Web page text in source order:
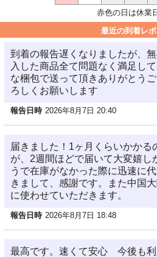
赤色の日は休業
最近の到着レ
到着の報告遅くなりましたが、
入した商品全て問題なく満足し
な梱包で送って頂きありがとう
ろしくお願いします
報告日時 2026年8月7日 20:40
届きました！1ヶ月くらいかかる
が、2週間ほどで届いて大変嬉し
うで在庫がなかった際に迅速に
きまして、感謝です。また中国
に使わせていただきます。
報告日時 2026年8月7日 18:48
最高です。速くて安心 今後も利